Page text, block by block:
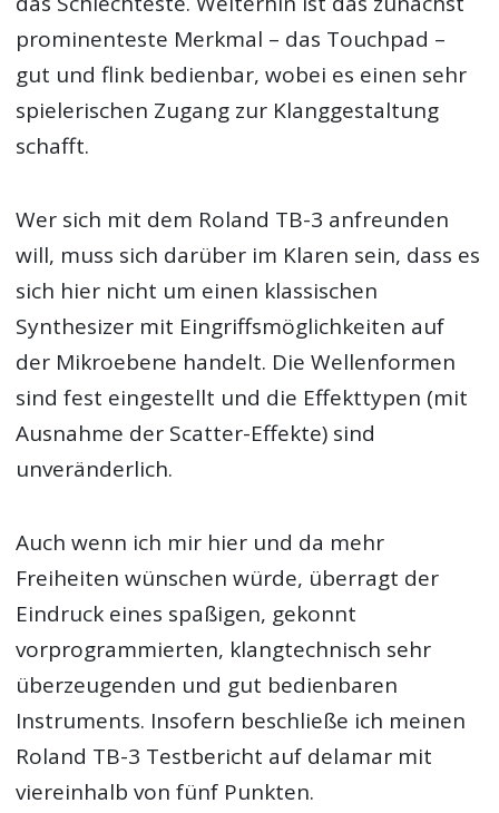
prominenteste Merkmal – das Touchpad –
gut und flink bedienbar, wobei es einen sehr
spielerischen Zugang zur Klanggestaltung
schafft.
Wer sich mit dem Roland TB-3 anfreunden
will, muss sich darüber im Klaren sein, dass es
sich hier nicht um einen klassischen
Synthesizer mit Eingriffsmöglichkeiten auf
der Mikroebene handelt. Die Wellenformen
sind fest eingestellt und die Effekttypen (mit
Ausnahme der Scatter-Effekte) sind
unveränderlich.
Auch wenn ich mir hier und da mehr
Freiheiten wünschen würde, überragt der
Eindruck eines spaßigen, gekonnt
vorprogrammierten, klangtechnisch sehr
überzeugenden und gut bedienbaren
Instruments. Insofern beschließe ich meinen
Roland TB-3 Testbericht auf delamar mit
viereinhalb von fünf Punkten.